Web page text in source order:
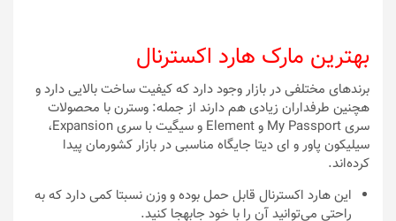
بهترین مارک هارد اکسترنال
برندهای مختلفی در بازار وجود دارد که کیفیت ساخت بالایی دارد و
هچنین طرفداران زیادی هم دارند از جمله: وسترن با محصولات
سری My Passport و Element و سیگیت با سری Expansion،
سیلیکون پاور و ای دیتا جایگاه مناسبی در بازار کشورمان پیدا
کرده‌اند.
این هارد اکسترنال قابل حمل بوده و وزن نسبتا کمی دارد که به
راحتی می‌توانید آن را با خود جابهجا کنید.